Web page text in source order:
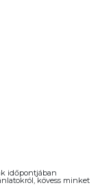
időpontjában
kövess minket